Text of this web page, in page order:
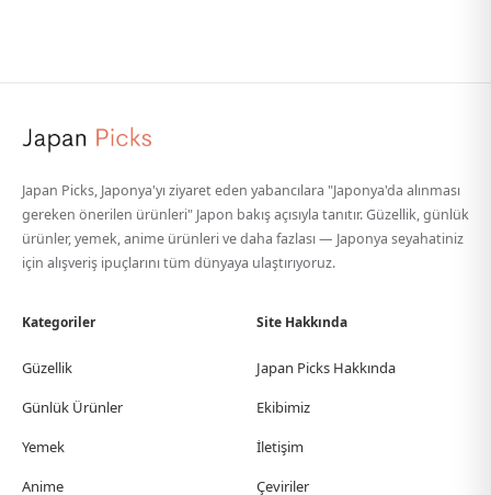
Japan Picks, Japonya'yı ziyaret eden yabancılara "Japonya'da alınması
gereken önerilen ürünleri" Japon bakış açısıyla tanıtır. Güzellik, günlük
ürünler, yemek, anime ürünleri ve daha fazlası — Japonya seyahatiniz
için alışveriş ipuçlarını tüm dünyaya ulaştırıyoruz.
Kategoriler
Güzellik
Günlük Ürünler
Yemek
Anime
Site Hakkında
Japan Picks Hakkında
Ekibimiz
İletişim
Çeviriler